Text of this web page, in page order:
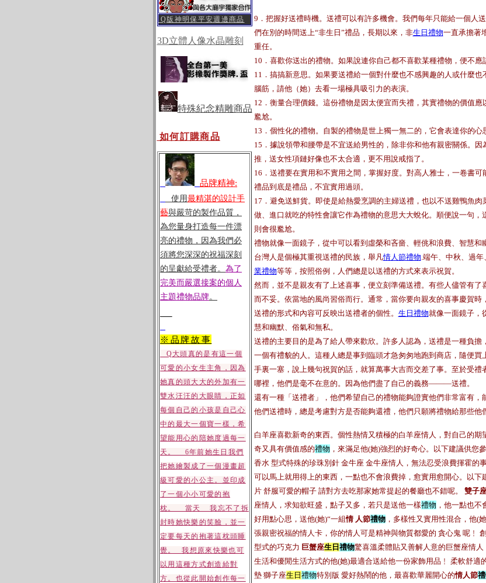
Q版神明保平安週邊商品
3D立體人像水晶雕刻
特殊紀念精雕商品
如何訂購商品
品牌精神:
使用最精湛的設計手
藝與嚴苛的製作品質，
為您量身打造每一件漂
亮的禮物，因為我們必
須將您深深的祝福深刻
的呈獻給受禮者。 為了
完美而嚴選接案的個人
主題禮物品牌。
※品牌故事
Q大頭真的是有這一個
可愛的小女生主角，因為
她真的頭大大的外加有一
雙水汪汪的大眼睛，正如
每個自己的小孩是自己心
中的最大一個寶一樣，希
望能用心的陪她度過每一
天。 6年前她生日我們
把她繪製成了一個漫畫超
級可愛的小公主。並印成
了一個小小可愛的抱
枕。 當天 我忘不了拆
封時她快樂的笑臉，並一
定要每天的抱著這枕頭睡
覺。 我想原來快樂也可
以用這種方式創造給對
方。也從此開始創作每一
9．把握好送禮時機。送禮可以有許多機會。我們每年只能給一個人
們在別的時間送上“非生日”禮品，長期以來，非生日禮物一直承擔著
重任。
10．喜歡你送出的禮物。如果說連你自己都不喜歡某種禮物，便不應
11．搞搞新意思。如果要送禮給一個對什麼也不感興趣的人或什麼
腦筋，請他（她）去看一場極具吸引力的表演。
12．衡量合理價錢。這份禮物是因太便宜而失禮，其實禮物的價值
尷尬。
13．個性化的禮物。自製的禮物是世上獨一無二的，它會表達你的心
15．據說領帶和腰帶是不宜送給男性的，除非你和他有親密關係。
推，送女性項鏈好像也不太合適，更不用說戒指了。
16．送禮要在實用和不實用之間，掌握好度。對高人雅士，一卷書
禮品到底是禮品，不宜實用過頭。
17．避免送鮮貨。即使是給熱愛烹調的主婦送禮，也以不送雞鴨魚
做、進口就吃的特性會讓它作為禮物的意思大大蛻化。順便說一句
則會很尷尬。
禮物就像一面鏡子，從中可以看到虛榮和吝嗇、輕佻和浪費、智慧和
台灣人是個極其重視送禮的民族，舉凡情人節禮物.端午、中秋、過年、
業禮物等等，按照俗例，人們總是以送禮的方式來表示祝賀。
然而，並不是親友有了上述喜事，便立刻準備送禮。有些人儘管有了
而不妥。依當地的風尚習俗而行。通常，當你要向親友的喜事慶賀時
送禮的形式和內容可反映出送禮者的個性。 生日禮物就像一面鏡子，
慧和幽默、俗氣和無私。
送禮的主要目的是為了給人帶來歡欣。許多人認為，送禮是一種負
一個有禮貌的人。這種人總是事到臨頭才急匆匆地跑到商店，隨便
手裏一塞，說上幾句祝賀的話，就算萬事大吉而交差了事。至於受禮
哪裡，他們是毫不在意的。因為他們盡了自己的義務———送禮。
還有一種「送禮者」，他們希望自己的禮物能夠證實他們非常富有，
他們送禮時，總是考慮對方是否能夠還禮，他們只願將禮物給那些他
白羊座喜歡新奇的東西。個性熱情又積極的白羊座情人，對自己的
奇又具有價值感的禮物 ，來滿足他(她)強烈的好奇心。以下建議供您
香水 型式特殊的珍珠別針 金牛座 金牛座情人，無法忍受浪費揮霍的
可以馬上就用得上的東西，一點也不會浪費掉，愈實用愈開心。以下
片 舒服可愛的帽子 請對方去吃那家她常提起的餐廳也不錯呢。 雙子
座情人，求知欲旺盛，點子又多，若只是送他一樣禮物 ，他一點也
好用點心思，送他(她)“一組情 人節禮物，多樣性又實用性混合，他(
張親密祝福的情人卡，你的情人可是精神與物質都愛的 貪心鬼 呢﹗
型式的巧克力 巨蟹座生日 禮物驚喜溫柔體貼又善解人意的巨蟹座情
生活和優閒生活方式的他(她)最適合送給他一份家飾用品﹗ 柔軟舒適
墊 獅子座生日 禮物特別版 愛好熱鬧的他，最喜歡華麗開心的情人節